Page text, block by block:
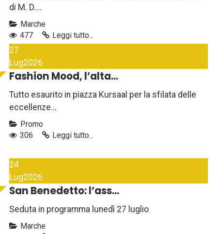
di M. D....
Marche
477
Leggi tutto...
27
Lug2026
Fashion Mood, l’alta...
Tutto esaurito in piazza Kursaal per la sfilata delle
eccellenze...
Promo
306
Leggi tutto...
24
Lug2026
San Benedetto: l’ass...
Seduta in programma lunedì 27 luglio
Marche